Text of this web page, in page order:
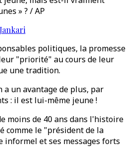
» ? / AP
politiques, la promesse
"priorité" au cours de leur
une tradition.
a un avantage de plus, par
: il est lui-même jeune !
moins de 40 ans dans l'histoire
comme le "président de la
informel et ses messages forts